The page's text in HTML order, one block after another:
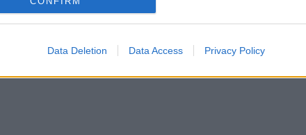
Data Deletion Data Access Privacy Policy
tra gli alberi mentre le foglie si tingono di
Toce che scorre placido rappresenta un
per ricaricare il corpo e la mente.